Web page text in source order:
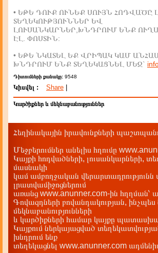
• ԵԹԵ ԴՈՒՔ ՈՒՆԵՔ ՍՈՒՅՆ ՀՈԴՎԱԾԸ
ՏԵՂԵԿՈՒԹՅՈՒՆՆԵՐ ԵՎ
ԼՈՒՍԱՆԿԱՐՆԵՐ,ԽՆԴՐՈՒՄ ԵՆՔ
ԷԼ. ՓՈՍՏԻՆ:
• ԵԹԵ ՆԿԱՏԵԼ ԵՔ ՎՐԻՊԱԿ ԿԱՄ
ԽՆԴՐՈՒՄ ԵՆՔ ՏԵՂԵԿԱՑՆԵԼ ՄԵԶ`
Դիտումների քանակը: 9548
Կիսվել : Share
Կարծիքներ և մեկնաբանություններ
Հեղինակային իրավունքների
Մեջբերումներ անելիս հղումը
Կայքի հոդվածների, լուսանկարների,
մասնակի
կամ ամբողջական վերարտադրությունն
լրատվամիջոցներում
առանց www.anunner.com-ին հղղման՝
Գովազդների բովանդակության,
մեկնաբանությունների
և կարծիքների համար կայքը
Կայքում ներկայացված
խնդրում ենք
տեղեկացնել www.anunner.com